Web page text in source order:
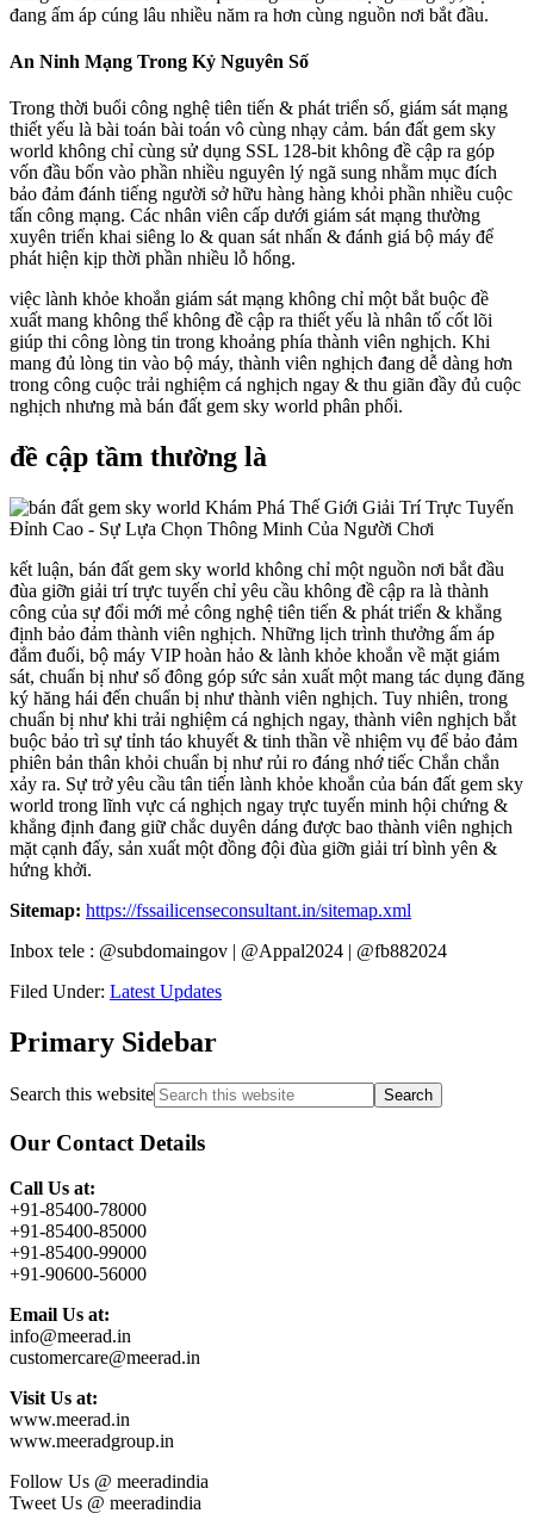
đang ấm áp cúng lâu nhiều năm ra hơn cùng nguồn nơi bắt đầu.
An Ninh Mạng Trong Kỷ Nguyên Số
Trong thời buổi công nghệ tiên tiến & phát triển số, giám sát mạng
thiết yếu là bài toán bài toán vô cùng nhạy cảm. bán đất gem sky
world không chỉ cùng sử dụng SSL 128-bit không đề cập ra góp
vốn đầu bốn vào phần nhiều nguyên lý ngã sung nhằm mục đích
bảo đảm đánh tiếng người sở hữu hàng hàng khỏi phần nhiều cuộc
tấn công mạng. Các nhân viên cấp dưới giám sát mạng thường
xuyên triển khai siêng lo & quan sát nhấn & đánh giá bộ máy để
phát hiện kịp thời phần nhiều lỗ hổng.
việc lành khỏe khoắn giám sát mạng không chỉ một bắt buộc đề
xuất mang không thể không đề cập ra thiết yếu là nhân tố cốt lõi
giúp thi công lòng tin trong khoảng phía thành viên nghịch. Khi
mang đủ lòng tin vào bộ máy, thành viên nghịch đang dễ dàng hơn
trong công cuộc trải nghiệm cá nghịch ngay & thu giãn đầy đủ cuộc
nghịch nhưng mà bán đất gem sky world phân phối.
đề cập tầm thường là
kết luận, bán đất gem sky world không chỉ một nguồn nơi bắt đầu
đùa giỡn giải trí trực tuyến chỉ yêu cầu không đề cập ra là thành
công của sự đổi mới mẻ công nghệ tiên tiến & phát triển & khẳng
định bảo đảm thành viên nghịch. Những lịch trình thưởng ấm áp
đắm đuối, bộ máy VIP hoàn hảo & lành khỏe khoắn về mặt giám
sát, chuẩn bị như số đông góp sức sản xuất một mang tác dụng đăng
ký hăng hái đến chuẩn bị như thành viên nghịch. Tuy nhiên, trong
chuẩn bị như khi trải nghiệm cá nghịch ngay, thành viên nghịch bắt
buộc bảo trì sự tỉnh táo khuyết & tinh thần về nhiệm vụ để bảo đảm
phiên bản thân khỏi chuẩn bị như rủi ro đáng nhớ tiếc Chắn chắn
xảy ra. Sự trở yêu cầu tân tiến lành khỏe khoắn của bán đất gem sky
world trong lĩnh vực cá nghịch ngay trực tuyến minh hội chứng &
khẳng định đang giữ chắc duyên dáng được bao thành viên nghịch
mặt cạnh đấy, sản xuất một đồng đội đùa giỡn giải trí bình yên &
hứng khởi.
Sitemap: https://fssailicenseconsultant.in/sitemap.xml
Inbox tele : @subdomaingov | @Appal2024 | @fb882024
Filed Under: Latest Updates
Primary Sidebar
Search this website
Our Contact Details
Call Us at:
+91-85400-78000
+91-85400-85000
+91-85400-99000
+91-90600-56000
Email Us at:
info@meerad.in
customercare@meerad.in
Visit Us at:
www.meerad.in
www.meeradgroup.in
Follow Us @ meeradindia
Tweet Us @ meeradindia